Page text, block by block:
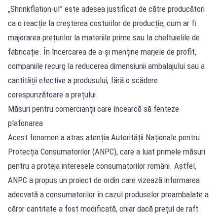
„Shrinkflation-ul” este adesea justificat de către producători
ca o reacție la creșterea costurilor de producție, cum ar fi
majorarea prețurilor la materiile prime sau la cheltuielile de
fabricație. În încercarea de a-și menține marjele de profit,
companiile recurg la reducerea dimensiunii ambalajului sau a
cantității efective a produsului, fără o scădere
corespunzătoare a prețului.
Măsuri pentru comercianții care încearcă să fenteze
plafonarea
Acest fenomen a atras atenția Autorității Naționale pentru
Protecția Consumatorilor (ANPC), care a luat primele măsuri
pentru a proteja interesele consumatorilor români. Astfel,
ANPC a propus un proiect de ordin care vizează informarea
adecvată a consumatorilor în cazul produselor preambalate a
căror cantitate a fost modificată, chiar dacă prețul de raft